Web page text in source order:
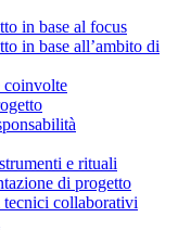
in base al focus
in base all’ambito di
coinvolte
e rituali
di progetto
collaborativi